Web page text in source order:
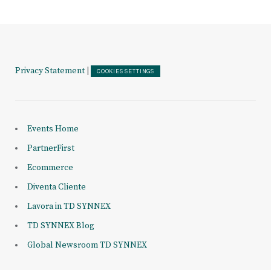
Privacy Statement COOKIES SETTINGS
Events Home
PartnerFirst
Ecommerce
Diventa Cliente
Lavora in TD SYNNEX
TD SYNNEX Blog
Global Newsroom TD SYNNEX